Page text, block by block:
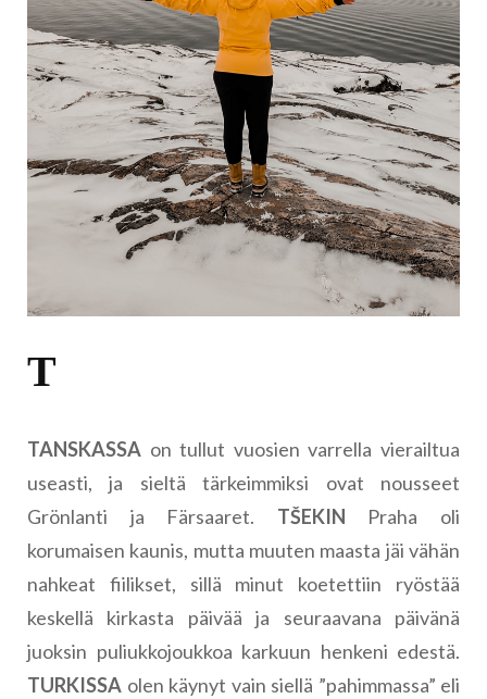
T
TANSKASSA on tullut vuosien varrella vierailtua
useasti, ja sieltä tärkeimmiksi ovat nousseet
Grönlanti ja Färsaaret. TŠEKIN Praha oli
korumaisen kaunis, mutta muuten maasta jäi vähän
nahkeat fiilikset, sillä minut koetettiin ryöstää
keskellä kirkasta päivää ja seuraavana päivänä
juoksin puliukkojoukkoa karkuun henkeni edestä.
TURKISSA olen käynyt vain siellä ”pahimmassa” eli